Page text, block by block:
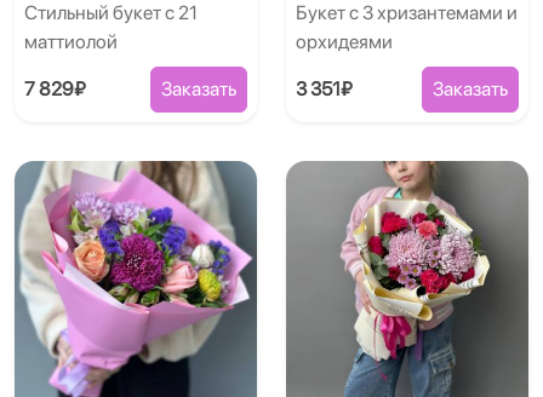
Стильный букет с 21
маттиолой
7 829₽ Заказать
Букет с 3 хризантемами и
орхидеями
3 351₽ Заказать